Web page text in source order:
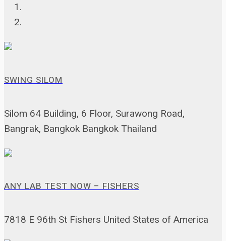
SWING SILOM
Silom 64 Building, 6 Floor, Surawong Road,
Bangrak, Bangkok Bangkok Thailand
ANY LAB TEST NOW – FISHERS
7818 E 96th St Fishers United States of America